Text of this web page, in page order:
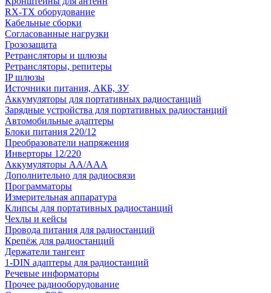
RX-TX оборудование
Кабельные сборки
Согласованные нагрузки
Грозозащита
Ретрансляторы и шлюзы
Ретрансляторы, репитеры
IP шлюзы
Источники питания, АКБ, ЗУ
Аккумуляторы для портативных радиостанций
Зарядные устройства для портативных радиостанций
Автомобильные адаптеры
Блоки питания 220/12
Преобразователи напряжения
Инверторы 12/220
Аккумуляторы АА/ААА
Дополнительно для радиосвязи
Программаторы
Измерительная аппаратура
Клипсы для портативных радиостанций
Чехлы и кейсы
Провода питания для радиостанций
Крепёж для радиостанций
Держатели тангент
1-DIN адаптеры для радиостанций
Речевые информаторы
Прочее радиооборудование